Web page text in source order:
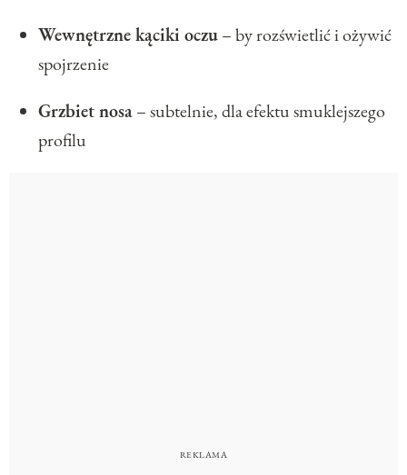
Wewnętrzne kąciki oczu– by rozświetlić i ożywić
spojrzenie
Grzbiet nosa– subtelnie, dla efektu smuklejszego
profilu